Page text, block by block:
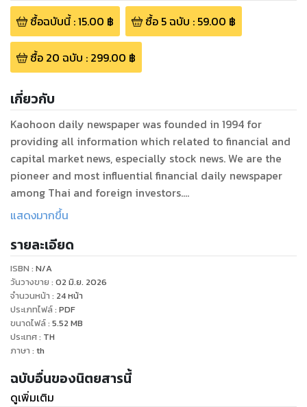
ซื้อฉบับนี้:15.00 ฿ ซื้อ 5ฉบับ : 59.00 ฿
ซื้อ 20 ฉบับ : 299.00 ฿
เกี่ยวกับ
Kaohoon daily newspaper was founded in 1994 for
providing all information which related to financial and
capital market news, especially stock news. We are the
pioneer and most influential financial daily newspaper
among Thai and foreign investors.
ความนิยมสูงสุดในประเทศ
นำเสนอข่าวสารที่เกี่ยวข้องกับตลาดการเงินและตลาดทุนมานาน
แสดงมากขึ้น
รายละเอียด
ISBN : N/A
วันวางขาย : 02 มิ.ย. 2026
จำนวนหน้า : 24หน้า
ประเภทไฟล์: PDF
ขนาดไฟล์: 5.52 MB
ประเทศ: TH
ภาษา : th
ฉบับอื่นของนิตยสารนี้
ดูเพิ่มเติม